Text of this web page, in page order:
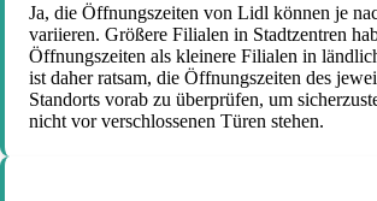
Ja, die Öffnungszeiten von Lidl können je
variieren. Größere Filialen in Stadtzentren
Öffnungszeiten als kleinere Filialen in
ist daher ratsam, die Öffnungszeiten des
Standorts vorab zu überprüfen, um
nicht vor verschlossenen Türen stehen.